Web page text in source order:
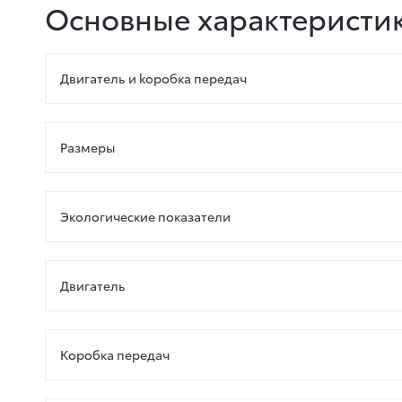
Основные
Двигатель и kоробка передач
Размеры
Экологические показатели
Двигатель
Коробка передач